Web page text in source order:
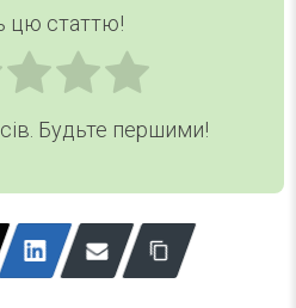
цю статтю!
Будьте першими!